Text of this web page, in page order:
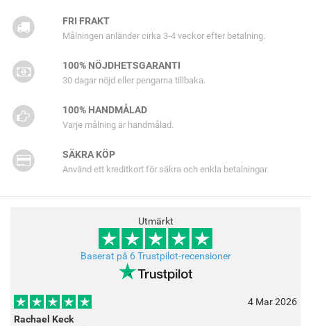
FRI FRAKT
Målningen anländer cirka 3-4 veckor efter betalning.
100% NÖJDHETSGARANTI
30 dagar nöjd eller pengarna tillbaka.
100% HANDMÅLAD
Varje målning är handmålad.
SÄKRA KÖP
Använd ett kreditkort för säkra och enkla betalningar.
Utmärkt
Baserat på 6 Trustpilot-recensioner
4 Mar 2026
Rachael Keck